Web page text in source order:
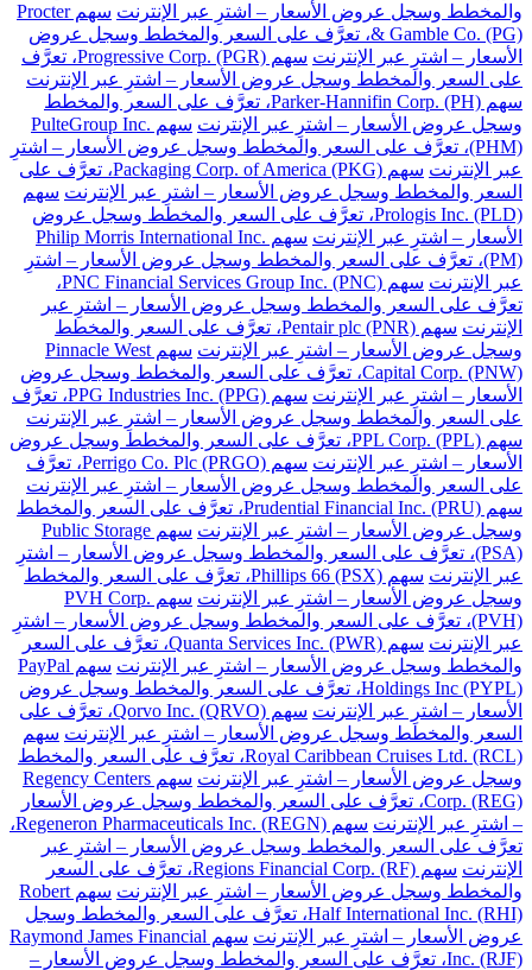
والمخطط وسجل عروض الأسعار – اشترِ عبر الإنترنت
سهم Procter
& Gamble Co. (PG)، تعرَّف على السعر والمخطط وسجل عروض
الأسعار – اشترِ عبر الإنترنت
سهم Progressive Corp. (PGR)، تعرَّف
على السعر والمخطط وسجل عروض الأسعار – اشترِ عبر الإنترنت
سهم Parker-Hannifin Corp. (PH)، تعرَّف على السعر والمخطط
وسجل عروض الأسعار – اشترِ عبر الإنترنت
سهم PulteGroup Inc.
(PHM)، تعرَّف على السعر والمخطط وسجل عروض الأسعار – اشترِ
عبر الإنترنت
سهم Packaging Corp. of America (PKG)، تعرَّف على
السعر والمخطط وسجل عروض الأسعار – اشترِ عبر الإنترنت سهم
Prologis Inc. (PLD)، تعرَّف على السعر والمخطط وسجل عروض
الأسعار – اشترِ عبر الإنترنت
سهم Philip Morris International Inc.
(PM)، تعرَّف على السعر والمخطط وسجل عروض الأسعار – اشترِ
عبر الإنترنت
سهم PNC Financial Services Group Inc. (PNC)،
تعرَّف على السعر والمخطط وسجل عروض الأسعار – اشترِ عبر
الإنترنت
سهم Pentair plc (PNR)، تعرَّف على السعر والمخطط
وسجل عروض الأسعار – اشترِ عبر الإنترنت
سهم Pinnacle West
Capital Corp. (PNW)، تعرَّف على السعر والمخطط وسجل عروض
الأسعار – اشترِ عبر الإنترنت
سهم PPG Industries Inc. (PPG)، تعرَّف
على السعر والمخطط وسجل عروض الأسعار – اشترِ عبر الإنترنت
سهم PPL Corp. (PPL)، تعرَّف على السعر والمخطط وسجل عروض
الأسعار – اشترِ عبر الإنترنت
سهم Perrigo Co. Plc (PRGO)، تعرَّف
على السعر والمخطط وسجل عروض الأسعار – اشترِ عبر الإنترنت
سهم Prudential Financial Inc. (PRU)، تعرَّف على السعر والمخطط
وسجل عروض الأسعار – اشترِ عبر الإنترنت
سهم Public Storage
(PSA)، تعرَّف على السعر والمخطط وسجل عروض الأسعار – اشترِ
عبر الإنترنت
سهم Phillips 66 (PSX)، تعرَّف على السعر والمخطط
وسجل عروض الأسعار – اشترِ عبر الإنترنت
سهم PVH Corp.
(PVH)، تعرَّف على السعر والمخطط وسجل عروض الأسعار – اشترِ
عبر الإنترنت
سهم Quanta Services Inc. (PWR)، تعرَّف على السعر
والمخطط وسجل عروض الأسعار – اشترِ عبر الإنترنت
سهم PayPal
Holdings Inc (PYPL)، تعرَّف على السعر والمخطط وسجل عروض
الأسعار – اشترِ عبر الإنترنت
سهم Qorvo Inc. (QRVO)، تعرَّف على
السعر والمخطط وسجل عروض الأسعار – اشترِ عبر الإنترنت سهم
Royal Caribbean Cruises Ltd. (RCL)، تعرَّف على السعر والمخطط
وسجل عروض الأسعار – اشترِ عبر الإنترنت
سهم Regency Centers
Corp. (REG)، تعرَّف على السعر والمخطط وسجل عروض الأسعار
– اشترِ عبر الإنترنت
سهم Regeneron Pharmaceuticals Inc. (REGN)،
تعرَّف على السعر والمخطط وسجل عروض الأسعار – اشترِ عبر
الإنترنت
سهم Regions Financial Corp. (RF)، تعرَّف على السعر
والمخطط وسجل عروض الأسعار – اشترِ عبر الإنترنت
سهم Robert
Half International Inc. (RHI)، تعرَّف على السعر والمخطط وسجل
عروض الأسعار – اشترِ عبر الإنترنت
سهم Raymond James Financial
Inc. (RJF)، تعرَّف على السعر والمخطط وسجل عروض الأسعار –